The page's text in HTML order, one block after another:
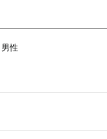
男性